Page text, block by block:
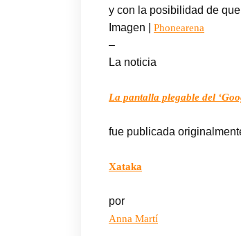
y con la posibilidad de
Imagen | Phonearena
–
La noticia
La pantalla plegable del
fue publicada
Xataka
por
Anna Martí